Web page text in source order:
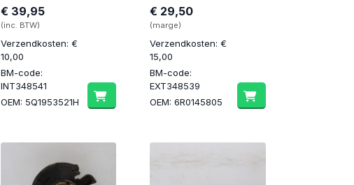
€ 39,95
(inc. BTW)
Verzendkosten: €
10,00
BM-code:
INT348541
OEM: 5Q1953521H
€ 29,50
(marge)
Verzendkosten: €
15,00
BM-code:
EXT348539
OEM: 6R0145805